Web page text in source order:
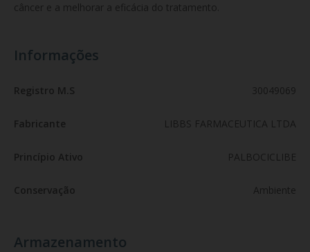
câncer e a melhorar a eficácia do tratamento.
Informações
Registro M.S 30049069
Fabricante LIBBS FARMACEUTICA LTDA
Princípio Ativo PALBOCICLIBE
Conservação Ambiente
Armazenamento